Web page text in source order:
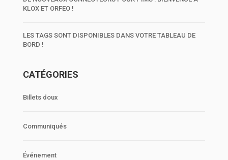
KLOX ET ORFEO !
LES TAGS SONT DISPONIBLES DANS VOTRE TABLEAU DE
BORD !
CATÉGORIES
Billets doux
Communiqués
Événement